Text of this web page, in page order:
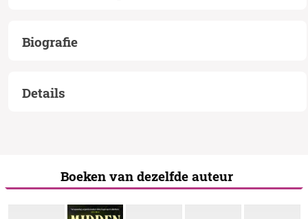
Biografie
Details
Boeken van dezelfde auteur